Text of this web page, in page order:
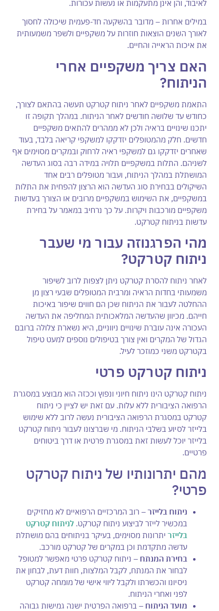
לאיבוד, והן אינן מתעקמות או נעשות עכורות.
במילים אחרות – מדובר בהשקעה חד-פעמית שיכולה לחסוך
לאורך השנים הוצאות חוזרות על משקפיים ולשפר משמעותית
את איכות הראייה והחיים.
האם צריך משקפיים אחרי
הניתוח?
התאמת משקפיים לאחר ניתוח קטרקט תעשה בהתאם לצורך,
כחודש עד שלושה חודשים לאחר הניתוח. במהלך תקופה זו
יתכנו שינויים בראיה ולכן לא ממהרים להתאים משקפיים
חדשים. חלק מהמטופלים יזדקקו למשקפי קריאה בלבד, בעוד
שאחרים יזדקקו גם למשקפי ראיה לרחוק ובמקרים מסוימים אף
לשניהם. התלות במשקפיים תלויה במידה רבה בסוג העדשה
המושתלת במהלך הניתוח, ועבור מטופלים רבים אחד
השיקולים בבחירת סוג העדשה הוא הרצון להפחית את התלות
במשקפיים, את השימוש במשקפיים מרובים או הצורך בעדשות
משקפיים מורכבות ויקרות. על כך נרחיב במאמר על בחירת
עדשות בניתוח קטרקט.
מהי הפרגנוזה עבור מי שעבר
ניתוח קטרקט?
לאחר ניתוח להסרת קטרקט ניתן לצפות לרוב לשיפור
משמעותי בחדות הראיה ומרבית המטופלים שבעי רצון מן
ההחלטה לעבור את הניתוח שכן הם חווים שיפור באיכות
חייהם. מכיוון שהעדשה המלאכותית המחליפה את העדשה
העכורה אינה עוברת שינויים ניווניים, היא נשארת צלולה ברובם
הגדול של המקרים ואין צורך בטיפולים נוספים למעט טיפול
בקטרקט משני כמוזכר לעיל.
ניתוח קטרקט פרטי
ניתוח קטרקט הינו ניתוח חיוני ונפוץ וככזה הוא מבוצע במסגרת
הרפואה הציבורית ללא עלות. עם זאת יש לציין כי ניתוח
קטרקט במסגרת הרפואה הציבורית נעשה לרוב ללא שימוש
בלייזר לסיוע בשלבי הניתוח. מי שברצונו לעבור ניתוח קטרקט
בלייזר יוכל לעשות זאת במסגרת פרטית או דרך ביטוחים
פרטיים.
מהם יתרונותיו של ניתוח קטרקט
פרטי?
ניתוח בלייזר – רוב המרכזיים הרפואיים לא מחזיקים
במכשיר לייזר לביצוע ניתוח קטרקט. לניתוח קטרקט
בלייזר יתרונות מסוימים, בעיקר בניתוחים בהם מושתלת
עדשה מתקדמת וכן במקרים של קטרקט מורכב.
בחירת המנתח – ניתוח קטרקט פרטי מאפשר למטופל
לבחור את המנתח, לקבל המלצות, חוות דעת, לבחון את
ניסיונו והכשרתו ולקבל ליווי אישי של מומחה קטרקט
לפני ואחרי הניתוח.
מועד הניתוח – ברפואה הפרטית ישנה גמישות גבוהה